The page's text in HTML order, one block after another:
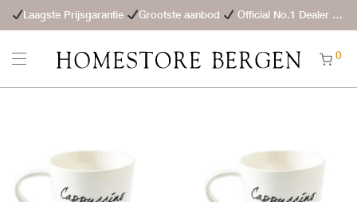
Laagste Prijsgarantie Grootste aanbod Official No.1 Dealer
0